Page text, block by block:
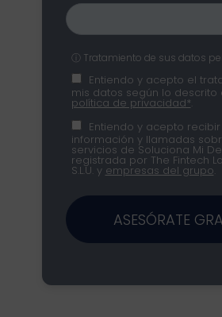
ⓘ Tratamiento de sus datos
Entiendo y acepto el
mis datos según lo descrito
política de privacidad*
Entiendo y acepto recibir
información y llamadas
servicios de Soluciona Mi
registrada por The Fintech
S.L.U. y empresas del grupo
ASESÓRATE